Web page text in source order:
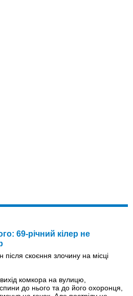
69-річний кілер не
комкора на вулицю,
до нього та до його охоронця,